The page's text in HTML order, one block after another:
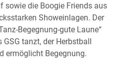
sowie die Boogie Friends aus
Showeinlagen. Der
Begegnung-gute Laune“
tanzt, der Herbstball
ermöglicht Begegnung.